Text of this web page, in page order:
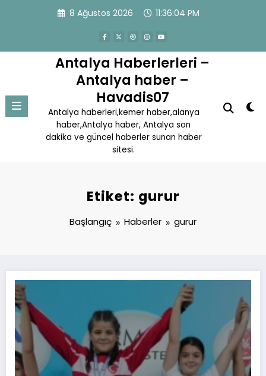
8 Ağustos 2026 11:36:05 PM
Antalya Haberlerleri –
Antalya haber –
Havadis07
Antalya haberleri,kemer haber,alanya
haber,Antalya haber, Antalya son
dakika ve güncel haberler sunan haber
sitesi.
Etiket: gurur
Başlangıç Haberler gurur